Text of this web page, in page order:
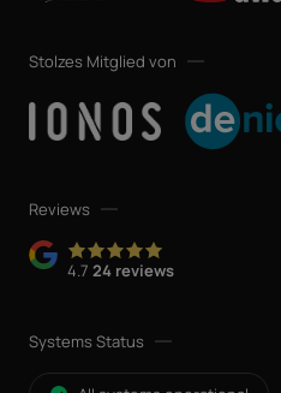
Stolzes Mitglied von
Reviews
4.7 24 reviews
Systems Status